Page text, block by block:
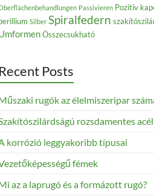
Passivieren Pozitív
Silber Spiralfedern
Összecsukható
Recent Posts
rugók az élelmiszeripar
rozsdamentes acél
korrózió leggyakoribb típusai
fémek
az a laprugó és a formázott rugó?